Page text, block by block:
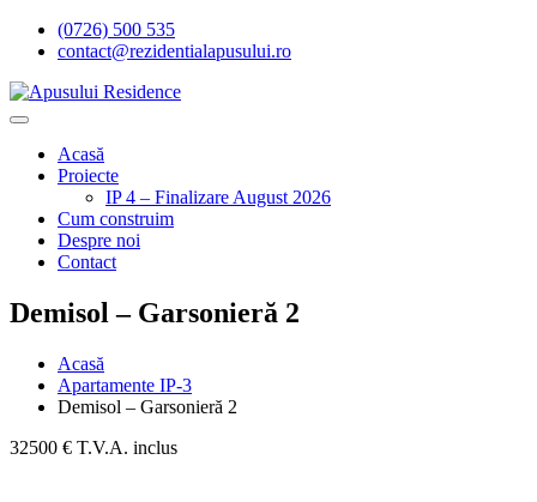
Skip
(0726) 500 535
contact@rezidentialapusului.ro
Acasă
Proiecte
IP 4 – Finalizare August 2026
Cum construim
Despre noi
Contact
Demisol – Garsonieră 2
Acasă
Apartamente IP-3
Demisol – Garsonieră 2
32500 € T.V.A. inclus